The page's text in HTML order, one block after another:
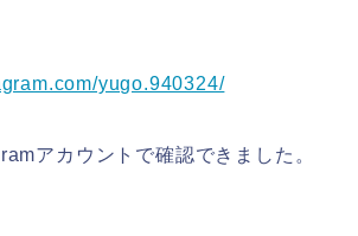
yugo.940324/
アカウントで確認できました。